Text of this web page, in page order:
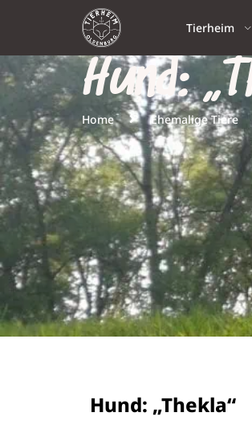
Tierheim
Hund:
Home Ehemalige Tiere
Hund: „Thekla“